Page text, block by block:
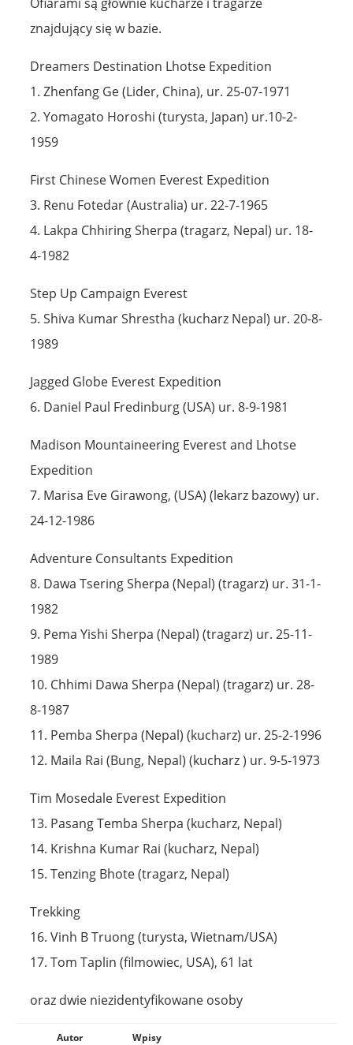
znajdujący się w bazie.
Dreamers Destination Lhotse Expedition
1. Zhenfang Ge (Lider, China), ur. 25-07-1971
2. Yomagato Horoshi (turysta, Japan) ur.10-2-
1959
First Chinese Women Everest Expedition
3. Renu Fotedar (Australia) ur. 22-7-1965
4. Lakpa Chhiring Sherpa (tragarz, Nepal) ur. 18-
4-1982
Step Up Campaign Everest
5. Shiva Kumar Shrestha (kucharz Nepal) ur. 20-8-
1989
Jagged Globe Everest Expedition
6. Daniel Paul Fredinburg (USA) ur. 8-9-1981
Madison Mountaineering Everest and Lhotse
Expedition
7. Marisa Eve Girawong, (USA) (lekarz bazowy) ur.
24-12-1986
Adventure Consultants Expedition
8. Dawa Tsering Sherpa (Nepal) (tragarz) ur. 31-1-
1982
9. Pema Yishi Sherpa (Nepal) (tragarz) ur. 25-11-
1989
10. Chhimi Dawa Sherpa (Nepal) (tragarz) ur. 28-
8-1987
11. Pemba Sherpa (Nepal) (kucharz) ur. 25-2-1996
12. Maila Rai (Bung, Nepal) (kucharz ) ur. 9-5-1973
Tim Mosedale Everest Expedition
13. Pasang Temba Sherpa (kucharz, Nepal)
14. Krishna Kumar Rai (kucharz, Nepal)
15. Tenzing Bhote (tragarz, Nepal)
Trekking
16. Vinh B Truong (turysta, Wietnam/USA)
17. Tom Taplin (filmowiec, USA), 61 lat
oraz dwie niezidentyfikowane osoby
Autor Wpisy